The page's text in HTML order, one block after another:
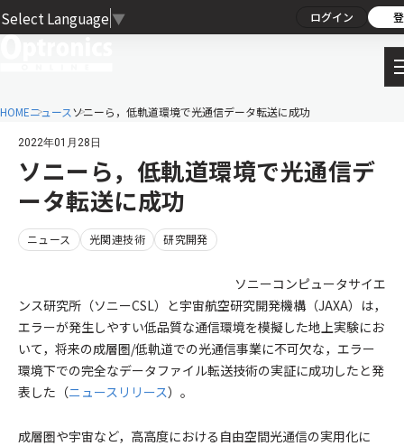
Select Language ▼ ログイン
HOMEニュースソニーら，低軌道環境で光通信データ転送に成功
2022年01月28日
ソニーら，低軌道環境で光通信デ
ータ転送に成功
ニュース 光関連技術 研究開発
ソニーコンピュータサイエ
ンス研究所（ソニーCSL）と宇宙航空研究開発機構（JAXA）は，
エラーが発生しやすい低品質な通信環境を模擬した地上実験にお
いて，将来の成層圏/低軌道での光通信事業に不可欠な，エラー
環境下での完全なデータファイル転送技術の実証に成功したと発
表した（ニュースリリース）。
成層圏や宇宙など，高高度における自由空間光通信の実用化に